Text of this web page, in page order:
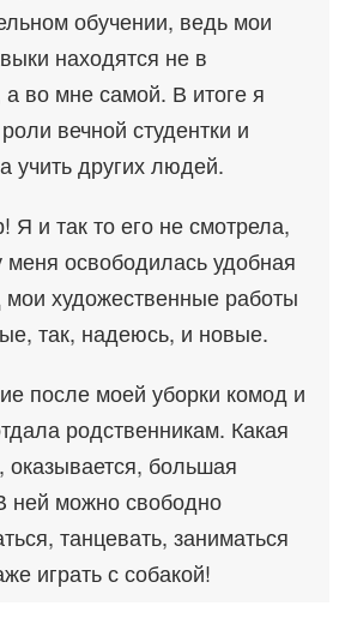
обучении, ведь мои
находятся не в
во мне самой. В итоге я
вечной студентки и
учить других людей.
Я и так то его не смотрела,
меня освободилась удобная
мои художественные работы
так, надеюсь, и новые.
после моей уборки комод и
родственникам. Какая
большая
ней можно свободно
танцевать, заниматься
играть с собакой!